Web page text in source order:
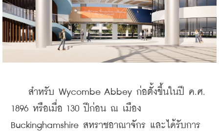
สำหรับ Wycombe Abbey ก่อตั้งขึ้นในปี ค.ศ.
1896 หรือเมื่อ 130 ปีก่อน ณ เมือง
Buckinghamshire สหราชอาณาจักร และได้รับการ